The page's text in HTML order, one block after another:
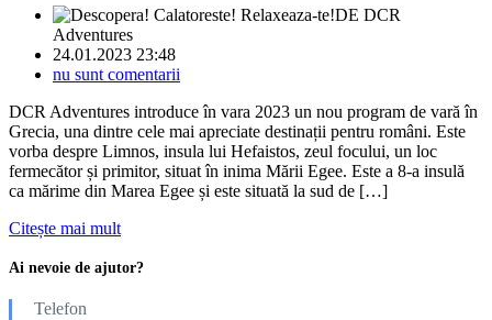
DE DCR
Adventures
24.01.2023 23:48
nu sunt comentarii
DCR Adventures introduce în vara 2023 un nou program de vară în
Grecia, una dintre cele mai apreciate destinații pentru români. Este
vorba despre Limnos, insula lui Hefaistos, zeul focului, un loc
fermecător și primitor, situat în inima Mării Egee. Este a 8-a insulă
ca mărime din Marea Egee și este situată la sud de […]
Citește mai mult
Ai nevoie de ajutor?
Telefon